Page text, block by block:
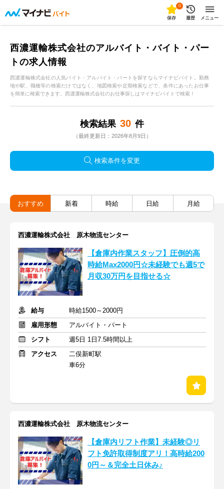
0
保存 履歴 メニュー
西濃運輸株式会社のアルバイト・バイト・パー
トの求人情報
西濃運輸株式会社の人気バイト・アルバイト・パートを探すならマイナビバイト。勤務
地や駅、職種等の検索だけではなく、地図検索や定期検索などで、条件にあったお仕事
を簡単に検索できます。西濃運輸株式会社のお仕事探しはマイナビバイトで検索！
検索結果 30 件
（最終更新日：2026年8月9日）
検索条件を変更
おすすめ 新着 時給 日給 月給
西濃運輸株式会社 原木物流センター
【倉庫内作業スタッフ】圧倒的高
時給Max2000円☆未経験でも週5で
月収30万円を目指せる☆
給与
時給1500～2000円
雇用形態
アルバイト・パート
シフト
週5日 1日7.5時間以上
アクセス
二俣新町駅
車6分
西濃運輸株式会社 原木物流センター
【倉庫内リフト作業】未経験◎リ
フト免許取得制度アリ！高時給200
0円～＆完全土日休み♪